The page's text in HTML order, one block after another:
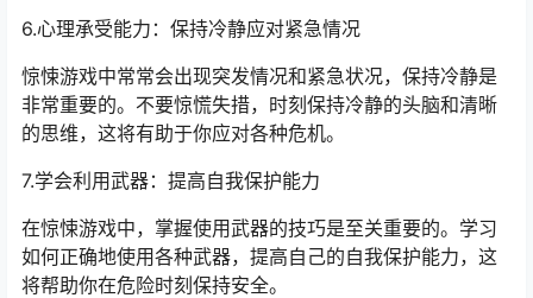
6.心理承受能力：保持冷静应对紧急情况
惊悚游戏中常常会出现突发情况和紧急状况，保持冷静是
非常重要的。不要惊慌失措，时刻保持冷静的头脑和清晰
的思维，这将有助于你应对各种危机。
7.学会利用武器：提高自我保护能力
在惊悚游戏中，掌握使用武器的技巧是至关重要的。学习
如何正确地使用各种武器，提高自己的自我保护能力，这
将帮助你在危险时刻保持安全。